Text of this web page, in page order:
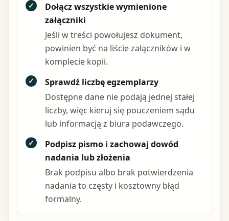
✓
Dołącz wszystkie wymienione
załączniki
Jeśli w treści powołujesz dokument,
powinien być na liście załączników i w
komplecie kopii.
✓
Sprawdź liczbę egzemplarzy
Dostępne dane nie podają jednej stałej
liczby, więc kieruj się pouczeniem sądu
lub informacją z biura podawczego.
✓
Podpisz pismo i zachowaj dowód
nadania lub złożenia
Brak podpisu albo brak potwierdzenia
nadania to częsty i kosztowny błąd
formalny.